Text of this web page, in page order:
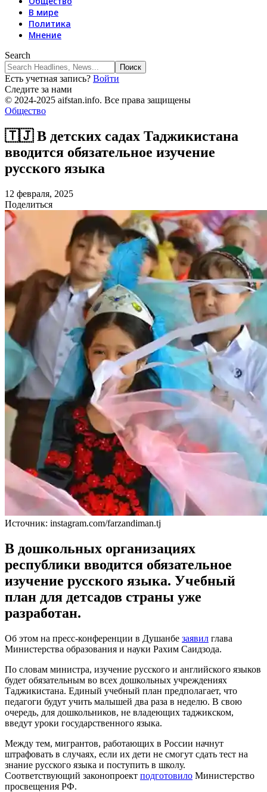
В мире
Политика
Мнение
Search
Есть учетная запись? Войти
Следите за нами
© 2024-2025 aifstan.info. Все права защищены
Общество
🇹🇯 В детских садах Таджикистана
вводится обязательное изучение
русского языка
12 февраля, 2025
Поделиться
Источник: instagram.com/farzandiman.tj
В дошкольных организациях
республики вводится обязательное
изучение русского языка. Учебный
план для детсадов страны уже
разработан.
Об этом на пресс-конференции в Душанбе заявил глава
Министерства образования и науки Рахим Саидзода.
По словам министра, изучение русского и английского языков
будет обязательным во всех дошкольных учреждениях
Таджикистана. Единый учебный план предполагает, что
педагоги будут учить малышей два раза в неделю. В свою
очередь, для дошкольников, не владеющих таджикском,
введут уроки государственного языка.
Между тем, мигрантов, работающих в России начнут
штрафовать в случаях, если их дети не смогут сдать тест на
знание русского языка и поступить в школу.
Соответствующий законопроект подготовило Министерство
просвещения РФ.